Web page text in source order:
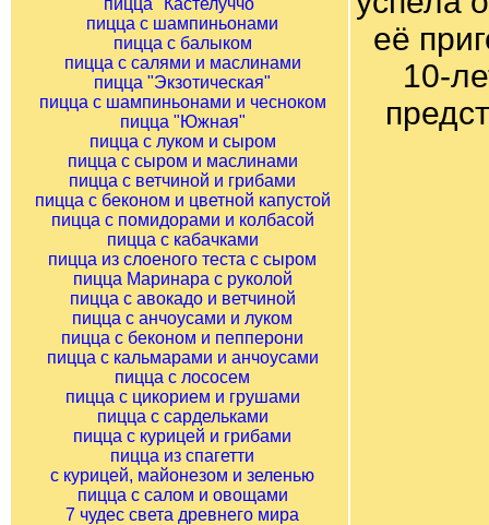
пицца "Кастелуччо"
пицца с шампиньонами
пицца с балыком
пицца с салями и маслинами
пицца "Экзотическая"
пицца с шампиньонами и чесноком
пицца "Южная"
пицца с луком и сыром
пицца с сыром и маслинами
пицца с ветчиной и грибами
пицца с беконом и цветной капустой
пицца с помидорами и колбасой
пицца с кабачками
пицца из слоеного теста с сыром
пицца Маринара с руколой
пицца с авокадо и ветчиной
пицца с анчоусами и луком
пицца с беконом и пепперони
пицца с кальмарами и анчоусами
пицца с лососем
пицца с цикорием и грушами
пицца с сардельками
пицца с курицей и грибами
пицца из спагетти
с курицей, майонезом и зеленью
пицца с салом и овощами
7 чудес света древнего мира
её
10-